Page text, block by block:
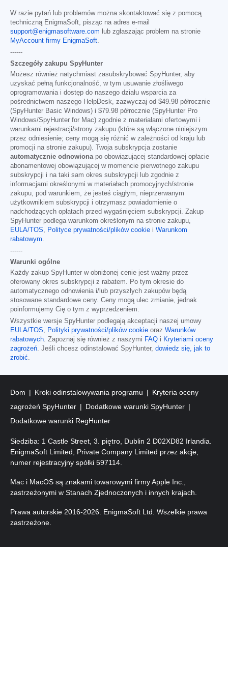
W razie pytań lub problemów można skontaktować się z pomocą
techniczną EnigmaSoft, pisząc na adres e-mail
support@enigmasoftware.com lub zgłaszając problem na stronie
MyAccount firmy EnigmaSoft
------
Szczegóły zakupu SpyHunter
Możesz również natychmiast zasubskrybować SpyHunter, aby
uzyskać pełną funkcjonalność, w tym usuwanie złośliwego
oprogramowania i dostęp do naszego działu wsparcia za
pośrednictwem naszego HelpDesk, zazwyczaj od $49.98 półrocznie
(SpyHunter Basic Windows) i $79.98 półrocznie (SpyHunter Pro
Windows/SpyHunter for Mac) zgodnie z materiałami ofertowymi i
warunkami rejestracji/strony zakupu (które są włączone niniejszym
przez odniesienie; ceny mogą się różnić w zależności od kraju lub
promocji na stronie zakupu). Twoja subskrypcja zostanie
automatycznie odnowiona po obowiązującej standardowej opłacie
abonamentowej obowiązującej w momencie pierwotnego zakupu
subskrypcji i na taki sam okres subskrypcji lub zgodnie z
informacjami określonymi w materiałach promocyjnych/stronie
zakupu, pod warunkiem, że jesteś ciągłym, nieprzerwanym
użytkownikiem subskrypcji i otrzymasz powiadomienie o
nadchodzących opłatach przed wygaśnięciem subskrypcji. Zakup
SpyHunter podlega warunkom określonym na stronie zakupu,
EULA/TOS
Polityce prywatności/plików cookie i Warunkom
rabatowym
------
Warunki ogólne
Każdy zakup SpyHunter w obniżonej cenie jest ważny przez
oferowany okres subskrypcji z rabatem. Po tym okresie do
automatycznego odnowienia i/lub przyszłych zakupów będą
stosowane standardowe ceny. Ceny mogą ulec zmianie, jednak
poinformujemy Cię o tym z wyprzedzeniem.
Wszystkie wersje SpyHunter podlegają akceptacji naszej umowy
EULA/TOS
Polityki prywatności/plików cookie oraz Warunków
rabatowych . Zapoznaj się również z naszymi FAQ i Kryteriami oceny
zagrożeń . Jeśli chcesz odinstalować SpyHunter, dowiedz się, jak to
zrobić
Dom Kroki odinstalowywania programu
Kryteria oceny
zagrożeń SpyHunter
Dodatkowe warunki SpyHunter
Dodatkowe warunki RegHunter
Siedziba: 1 Castle Street, 3. piętro, Dublin 2 D02XD82 Irlandia.
EnigmaSoft Limited, Private Company Limited przez akcje,
numer rejestracyjny spółki 597114.
Mac i MacOS są znakami towarowymi firmy Apple Inc.,
zastrzeżonymi w Stanach Zjednoczonych i innych krajach.
Prawa autorskie 2016-2026 . EnigmaSoft Ltd. Wszelkie prawa
zastrzeżone.